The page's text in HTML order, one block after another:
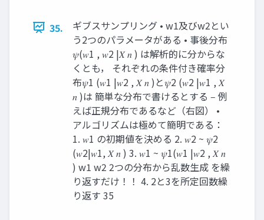
35.
ギブスサンプリング • w1及びw2とい
う2つのパラメータがある • 事後分布
𝜓(𝑤1 , 𝑤2 |𝑋 𝑛 ) は解析的に分からな
くとも， それぞれの条件付き確率分
布𝜓1 (𝑤1 |𝑤2 , 𝑋 𝑛 )と𝜓2 (𝑤2 |𝑤1 , 𝑋
𝑛 )は 簡単な分布で書けるとする ‒ 例
えば正規分布であるなど（右図） •
アルゴリズムは極めて簡明である：
1. 𝑤1 の初期値を決める 2. 𝑤2 ~ 𝜓2
(𝑤2|𝑤1, 𝑋 𝑛 ) 3. 𝑤1 ~ 𝜓1(𝑤1 |𝑤2 , 𝑋 𝑛
) w1 w2 2つの分布から乱数生成 を繰
り返すだけ！！ 4. 2と3を所定回数繰
り返す 35